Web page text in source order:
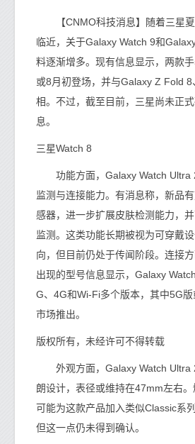
【CNMO科技消息】随着三星夏
临近，关于Galaxy Watch 9和
料逐渐增多。现有信息显示，两款
或8月初登场，并与Galaxy Z Fold
相。不过，截至目前，三星尚未正
息。
三星Watch 8
功能方面，Galaxy Watch Ultra
监测与连接能力。有消息称，新品
感器，进一步扩展皮肤检测能力，
监测。这类功能长期被视为可穿戴
向，但目前仍处于传闻阶段。连接
出现的型号信息显示，Galaxy
G、4G和Wi-Fi多个版本，其中5G
市场推出。
版权所有，未经许可不得转载
外观方面，Galaxy Watch Ultra
朗设计，表径或维持在47mm左右
可能为这款产品加入类似Classic系
但这一点仍未得到确认。